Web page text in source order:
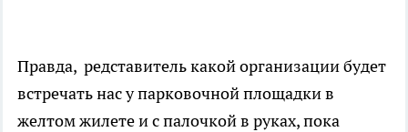
Правда, редставитель какой организации будет
встречать нас у парковочной площадки в
желтом жилете и с палочкой в руках, пока